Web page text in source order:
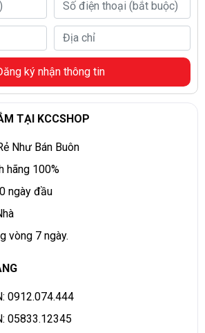
ký nhận thông tin
TẠI KCCSHOP
Như Bán Buôn
hãng 100%
ngày đầu
vòng 7 ngày.
0912.074.444
05833.12345